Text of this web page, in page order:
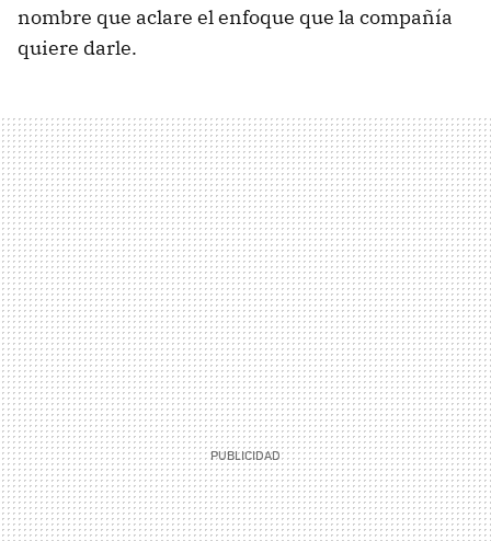
nombre que aclare el enfoque que la compañía
quiere darle.